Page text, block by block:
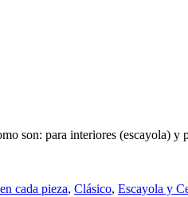
son: para interiores (escayola)
cada pieza, Clásico, Escayola y